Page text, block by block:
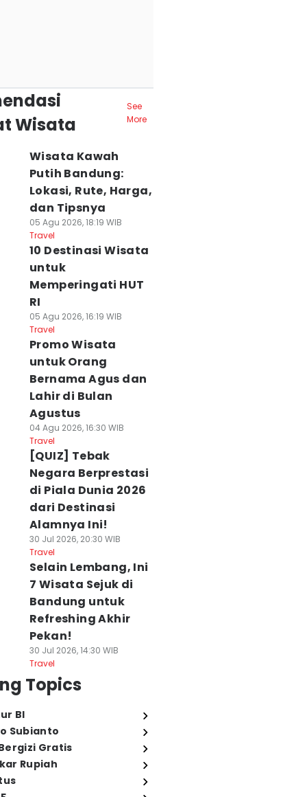
Wisata
See
More
Wisata Kawah
Putih Bandung:
Lokasi, Rute, Harga,
dan Tipsnya
05 Agu 2026, 18:19 WIB
Travel
10 Destinasi Wisata
untuk
Memperingati HUT
RI
05 Agu 2026, 16:19 WIB
Travel
Promo Wisata
untuk Orang
Bernama Agus dan
Lahir di Bulan
Agustus
04 Agu 2026, 16:30 WIB
Travel
[QUIZ] Tebak
Negara Berprestasi
di Piala Dunia 2026
dari Destinasi
Alamnya Ini!
30 Jul 2026, 20:30 WIB
Travel
Selain Lembang, Ini
7 Wisata Sejuk di
Bandung untuk
Refreshing Akhir
Pekan!
30 Jul 2026, 14:30 WIB
Travel
Topics
BI
Subianto
Gratis
Rupiah